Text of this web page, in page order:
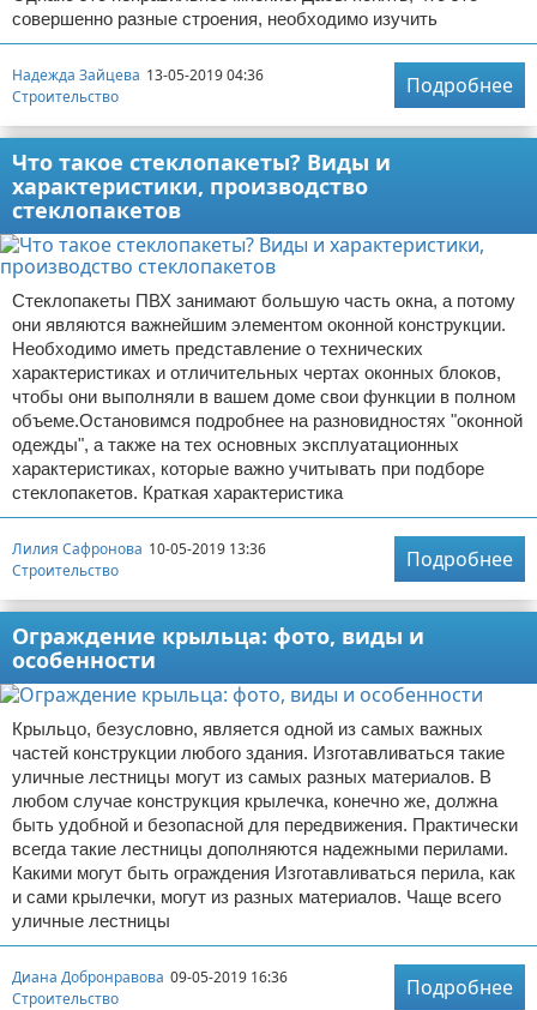
совершенно разные строения, необходимо изучить
Надежда Зайцева 13-05-2019 04:36
Строительство
Подробнее
Что такое стеклопакеты? Виды и
характеристики, производство
стеклопакетов
Стеклопакеты ПВХ занимают большую часть окна, а потому
они являются важнейшим элементом оконной конструкции.
Необходимо иметь представление о технических
характеристиках и отличительных чертах оконных блоков,
чтобы они выполняли в вашем доме свои функции в полном
объеме.Остановимся подробнее на разновидностях "оконной
одежды", а также на тех основных эксплуатационных
характеристиках, которые важно учитывать при подборе
стеклопакетов. Краткая характеристика
Лилия Сафронова 10-05-2019 13:36
Строительство
Подробнее
Ограждение крыльца: фото, виды и
особенности
Крыльцо, безусловно, является одной из самых важных
частей конструкции любого здания. Изготавливаться такие
уличные лестницы могут из самых разных материалов. В
любом случае конструкция крылечка, конечно же, должна
быть удобной и безопасной для передвижения. Практически
всегда такие лестницы дополняются надежными перилами.
Какими могут быть ограждения Изготавливаться перила, как
и сами крылечки, могут из разных материалов. Чаще всего
уличные лестницы
Диана Добронравова 09-05-2019 16:36
Строительство
Подробнее